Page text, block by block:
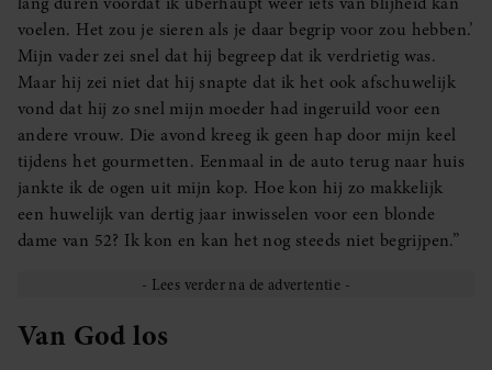
voelen. Het zou je sieren als je daar begrip voor zou hebben.’
Mijn vader zei snel dat hij begreep dat ik verdrietig was.
Maar hij zei niet dat hij snapte dat ik het ook afschuwelijk
vond dat hij zo snel mijn moeder had ingeruild voor een
andere vrouw. Die avond kreeg ik geen hap door mijn keel
tijdens het gourmetten. Eenmaal in de auto terug naar huis
jankte ik de ogen uit mijn kop. Hoe kon hij zo makkelijk
een huwelijk van dertig jaar inwisselen voor een blonde
dame van 52? Ik kon en kan het nog steeds niet begrijpen.”
Van God los